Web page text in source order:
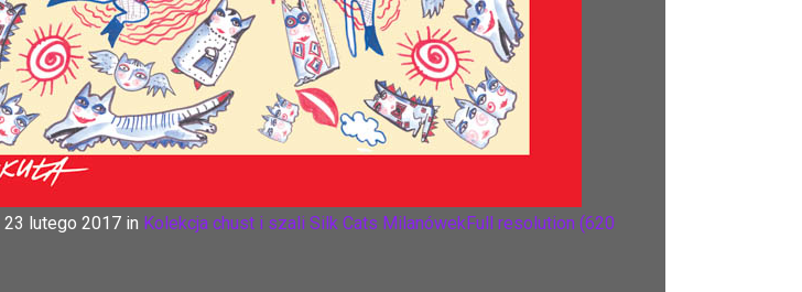
23 lutego 2017 in Kolekcja chust i szali Silk Cats MilanówekFull resolution (620